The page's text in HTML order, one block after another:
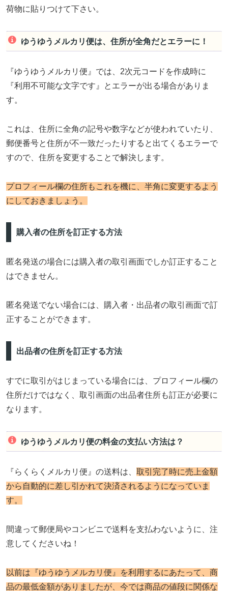
荷物に貼りつけて下さい。
ゆうゆうメルカリ便は、住所が全角だとエラーに！
『ゆうゆうメルカリ便』では、2次元コードを作成時に
『利用不可能な文字です』とエラーが出る場合がありま
す。
これは、住所に全角の記号や数字などが使われていたり、
郵便番号と住所が不一致だったりすると出てくるエラーで
すので、住所を変更することで解決します。
プロフィール欄の住所もこれを機に、半角に変更するよう
にしておきましょう。
購入者の住所を訂正する方法
匿名発送の場合には購入者の取引画面でしか訂正すること
はできません。
匿名発送でない場合には、購入者・出品者の取引画面で訂
正することができます。
出品者の住所を訂正する方法
すでに取引がはじまっている場合には、プロフィール欄の
住所だけではなく、取引画面の出品者住所も訂正が必要に
なります。
ゆうゆうメルカリ便の料金の支払い方法は？
『らくらくメルカリ便』の送料は、 取引完了時に売上金額
から自動的に差し引かれて決済されるようになっていま
す。
間違って郵便局やコンビニで送料を支払わないように、注
意してくださいね！
以前は『ゆうゆうメルカリ便』を利用するにあたって、商
品の最低金額がありましたが、今では商品の値段に関係な